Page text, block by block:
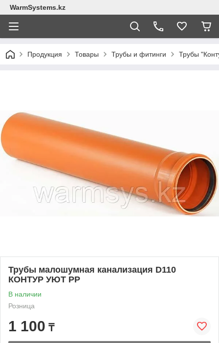
WarmSystems.kz
Продукция Товары Трубы и фитинги Трубы
Трубы малошумная канализация D110
КОНТУР УЮТ PP
В наличии
Розница
1 100 ₸